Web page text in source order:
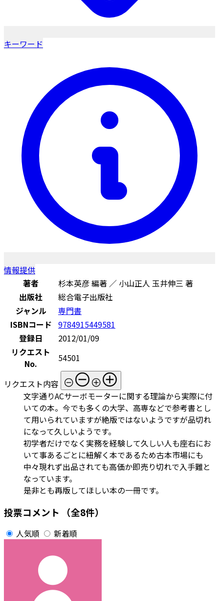
キーワード
情報提供
著者
杉本英彦 編著 ／ 小山正人 玉井伸三 著
出版社
総合電子出版社
ジャンル
専門書
ISBNコード 9784915449581
登録日
2012/01/09
リクエスト
No.
54501
リクエスト内容
文字通りACサーボモーターに関する理論から実際に付
いての本。今でも多くの大学、高専などで参考書とし
て用いられていますが絶版ではないようですが品切れ
になって久しいようです。
初学者だけでなく実務を経験して久しい人も座右にお
いて事あるごとに紐解く本であるため古本市場にも
中々現れず出品されても高価か即売り切れで入手難と
なっています。
是非とも再版してほしい本の一冊です。
投票コメント （全8件）
人気順 新着順